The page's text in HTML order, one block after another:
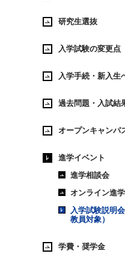
研究生選抜
入学試験の変更点
入学手続・新入生
過去問題・入試結
オープンキャンパ
進学イベント
進学相談会
オンライン進
入学試験説明
教員対象）
学費・奨学金